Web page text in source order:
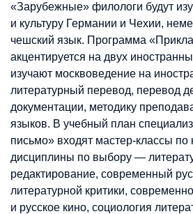
«Зарубежные» филологи будут
и культуру Германии и Чехии,
чешский язык. Программа
акцентируется на двух
изучают москвоведение на
литературный перевод, перевод
документации, методику
языков. В учебный план
письмо» входят мастер-классы по
дисциплины по выбору —
редактирование, современный
литературной критики,
и русское кино, социология